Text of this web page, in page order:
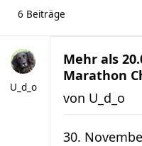
6 Beiträge
U_d_o
Mehr als
Marathon
von U_d_o
30.